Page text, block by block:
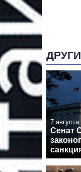
7 августа
Сенат